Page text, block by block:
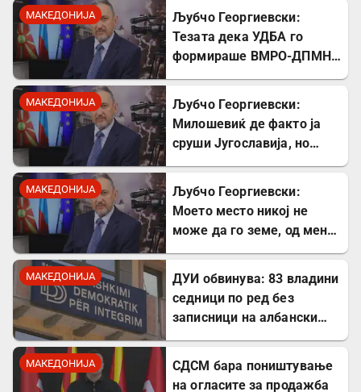
МАКЕДОНИЈА
Љубчо Георгиевски:
Тезата дека УДБА го
формираше ВМРО-ДПМНЕ
МАКЕДОНИЈА
Љубчо Георгиевски:
Милошевиќ де факто ја
сруши Југославија, но
го видат
МАКЕДОНИЈА
Љубчо Георгиевски:
Моето место никој не
може да го земе, од мене
МАКЕДОНИЈА
ДУИ обвинува: 83 владини
седници по ред без
записници на албански
МАКЕДОНИЈА
СДСМ бара поништување
на огласите за продажба